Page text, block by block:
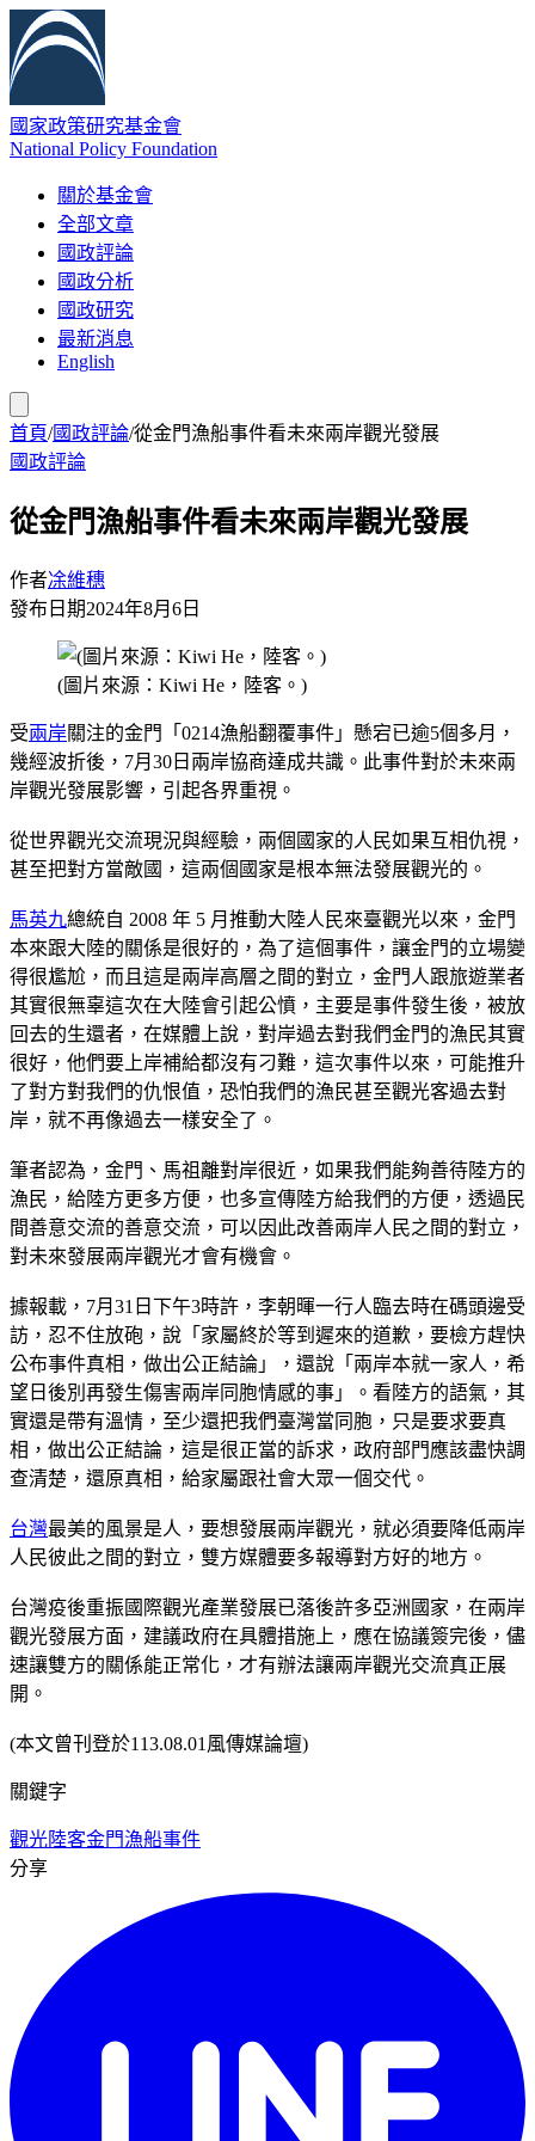
國家政策研究基金會
National Policy Foundation
關於基金會
全部文章
國政評論
國政分析
國政研究
最新消息
English
首頁/國政評論/從金門漁船事件看未來兩岸觀光發展
國政評論
從金門漁船事件看未來兩岸觀光發展
作者凃維穗
發布日期2024年8月6日
(圖片來源：Kiwi He，陸客。)
受兩岸關注的金門「0214漁船翻覆事件」懸宕已逾5個多月，
幾經波折後，7月30日兩岸協商達成共識。此事件對於未來兩
岸觀光發展影響，引起各界重視。
從世界觀光交流現況與經驗，兩個國家的人民如果互相仇視，
甚至把對方當敵國，這兩個國家是根本無法發展觀光的。
馬英九總統自 2008 年 5 月推動大陸人民來臺觀光以來，金門
本來跟大陸的關係是很好的，為了這個事件，讓金門的立場變
得很尷尬，而且這是兩岸高層之間的對立，金門人跟旅遊業者
其實很無辜這次在大陸會引起公憤，主要是事件發生後，被放
回去的生還者，在媒體上說，對岸過去對我們金門的漁民其實
很好，他們要上岸補給都沒有刁難，這次事件以來，可能推升
了對方對我們的仇恨值，恐怕我們的漁民甚至觀光客過去對
岸，就不再像過去一樣安全了。
筆者認為，金門、馬祖離對岸很近，如果我們能夠善待陸方的
漁民，給陸方更多方便，也多宣傳陸方給我們的方便，透過民
間善意交流的善意交流，可以因此改善兩岸人民之間的對立，
對未來發展兩岸觀光才會有機會。
據報載，7月31日下午3時許，李朝暉一行人臨去時在碼頭邊受
訪，忍不住放砲，說「家屬終於等到遲來的道歉，要檢方趕快
公布事件真相，做出公正結論」，還說「兩岸本就一家人，希
望日後別再發生傷害兩岸同胞情感的事」。看陸方的語氣，其
實還是帶有溫情，至少還把我們臺灣當同胞，只是要求要真
相，做出公正結論，這是很正當的訴求，政府部門應該盡快調
查清楚，還原真相，給家屬跟社會大眾一個交代。
台灣最美的風景是人，要想發展兩岸觀光，就必須要降低兩岸
人民彼此之間的對立，雙方媒體要多報導對方好的地方。
台灣疫後重振國際觀光產業發展已落後許多亞洲國家，在兩岸
觀光發展方面，建議政府在具體措施上，應在協議簽完後，儘
速讓雙方的關係能正常化，才有辦法讓兩岸觀光交流真正展
開。
(本文曾刊登於113.08.01風傳媒論壇)
關鍵字
觀光陸客金門漁船事件
分享